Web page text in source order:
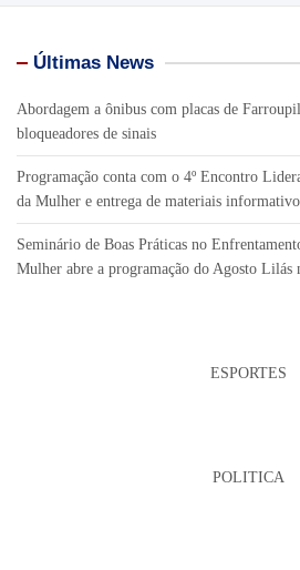
Últimas News
Abordagem a ônibus com placas de
bloqueadores de sinais
Programação conta com o 4º Encontro
da Mulher e entrega de materiais
Seminário de Boas Práticas no
Mulher abre a programação do Agosto Lilás
ESPORTES
POLITICA